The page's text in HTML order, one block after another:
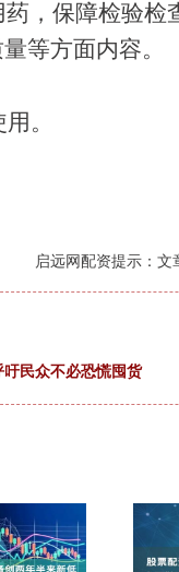
，保障检验检
等方面内容。
。
启远网配资提示：文
民众不必恐慌囤货